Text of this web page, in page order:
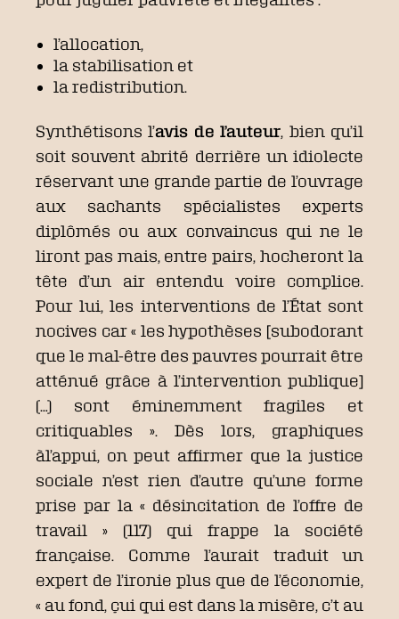
l’allocation,
la stabilisation et
la redistribution.
Synthétisons l’avis de l’auteur , bien qu’il
soit souvent abrité derrière un idiolecte
réservant une grande partie de l’ouvrage
aux sachants spécialistes experts
diplômés ou aux convaincus qui ne le
liront pas mais, entre pairs, hocheront la
tête d’un air entendu voire complice.
Pour lui, les interventions de l’État sont
nocives car « les hypothèses [subodorant
que le mal-être des pauvres pourrait être
atténué grâce à l’intervention publique]
(…) sont éminemment fragiles et
critiquables ». Dès lors, graphiques
àl’appui, on peut affirmer que la justice
sociale n’est rien d’autre qu’une forme
prise par la « désincitation de l’offre de
travail » (117) qui frappe la société
française. Comme l’aurait traduit un
expert de l’ironie plus que de l’économie,
« au fond, çui qui est dans la misère, c’t au